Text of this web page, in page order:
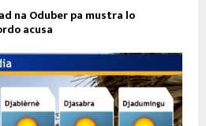
na Oduber pa mustra lo
acusa